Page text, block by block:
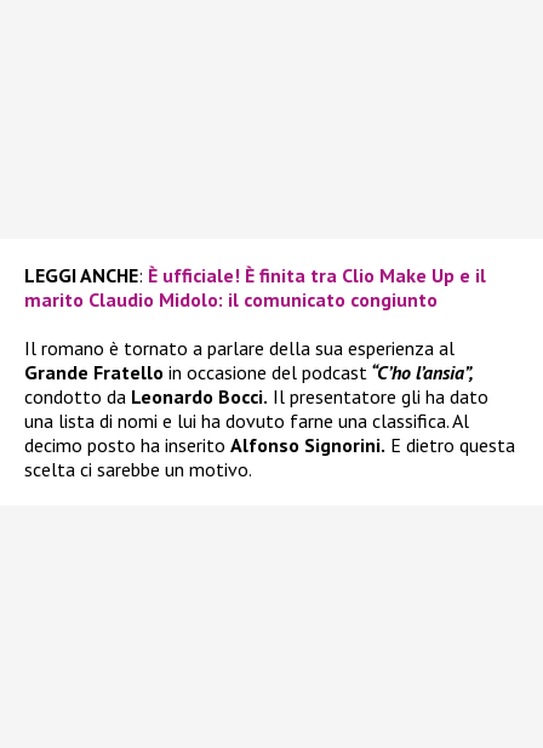
LEGGI ANCHE: È ufficiale! È finita tra Clio Make Up e il
marito Claudio Midolo: il comunicato congiunto
Il romano è tornato a parlare della sua esperienza al
Grande Fratello in occasione del podcast “C’ho l’ansia”,
condotto da Leonardo Bocci. Il presentatore gli ha dato
una lista di nomi e lui ha dovuto farne una classifica. Al
decimo posto ha inserito Alfonso Signorini. E dietro questa
scelta ci sarebbe un motivo.